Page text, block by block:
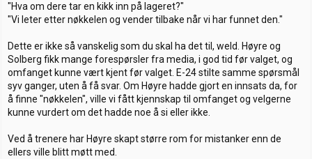
"Hva om dere tar en kikk inn på lageret?"
"Vi leter etter nøkkelen og vender tilbake når vi har funnet den."
Dette er ikke så vanskelig som du skal ha det til, weld. Høyre og
Solberg fikk mange forespørsler fra media, i god tid før valget, og
omfanget kunne vært kjent før valget. E-24 stilte samme spørsmål
syv ganger, uten å få svar. Om Høyre hadde gjort en innsats da, for
å finne "nøkkelen", ville vi fått kjennskap til omfanget og velgerne
kunne vurdert om det hadde noe å si eller ikke.
Ved å trenere har Høyre skapt større rom for mistanker enn de
ellers ville blitt møtt med.